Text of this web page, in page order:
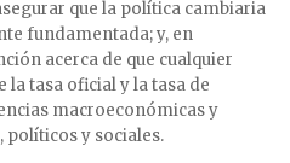
que la política cambiaria
fundamentada; y, en
acerca de que cualquier
tasa oficial y la tasa de
macroeconómicas y
políticos y sociales.